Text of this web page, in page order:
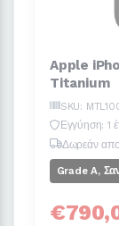
Apple
Titanium
SKU:
Εγγύηση: 1
Δωρεάν
Grade A,